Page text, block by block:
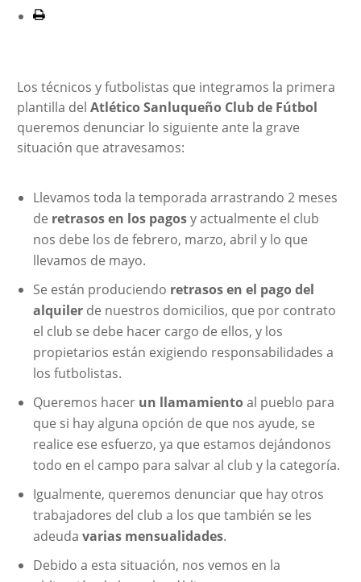
Los técnicos y futbolistas que integramos la primera
plantilla del Atlético Sanluqueño Club de Fútbol
queremos denunciar lo siguiente ante la grave
situación que atravesamos:
Llevamos toda la temporada arrastrando 2 meses
de retrasos en los pagosy actualmente el club
nos debe los de febrero, marzo, abril y lo que
llevamos de mayo.
Se están produciendo retrasos en el pago del
alquilerde nuestros domicilios, que por contrato
el club se debe hacer cargo de ellos, y los
propietarios están exigiendo responsabilidades a
los futbolistas.
Queremos hacer un llamamientoal pueblo para
que si hay alguna opción de que nos ayude, se
realice ese esfuerzo, ya que estamos dejándonos
todo en el campo para salvar al club y la categoría.
Igualmente, queremos denunciar que hay otros
trabajadores del club a los que también se les
adeuda varias mensualidades.
Debido a esta situación, nos vemos en la